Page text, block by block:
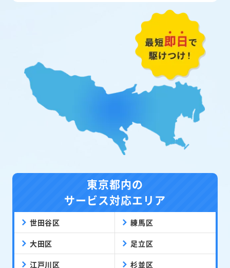
東京都内の
サービス対応エリア
世田谷区 練馬区
大田区 足立区
江戸川区 杉並区